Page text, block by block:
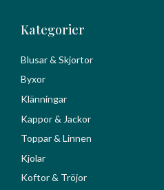
Kategorier
Blusar & Skjortor
Byxor
Klänningar
Kappor & Jackor
Toppar & Linnen
Kjolar
Koftor & Tröjor